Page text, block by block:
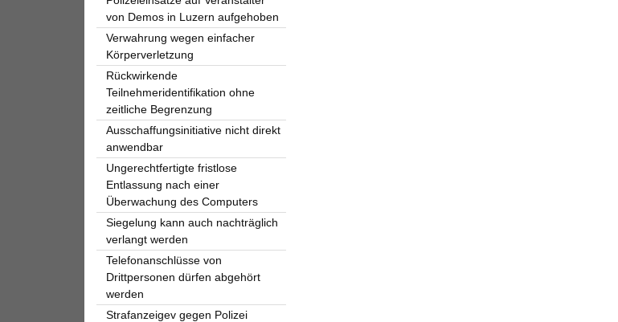
von Demos in Luzern aufgehoben
Verwahrung wegen einfacher
Körperverletzung
Rückwirkende
Teilnehmeridentifikation ohne
zeitliche Begrenzung
Ausschaffungsinitiative nicht direkt
anwendbar
Ungerechtfertigte fristlose
Entlassung nach einer
Überwachung des Computers
Siegelung kann auch nachträglich
verlangt werden
Telefonanschlüsse von
Drittpersonen dürfen abgehört
werden
Strafanzeigev gegen Polizei